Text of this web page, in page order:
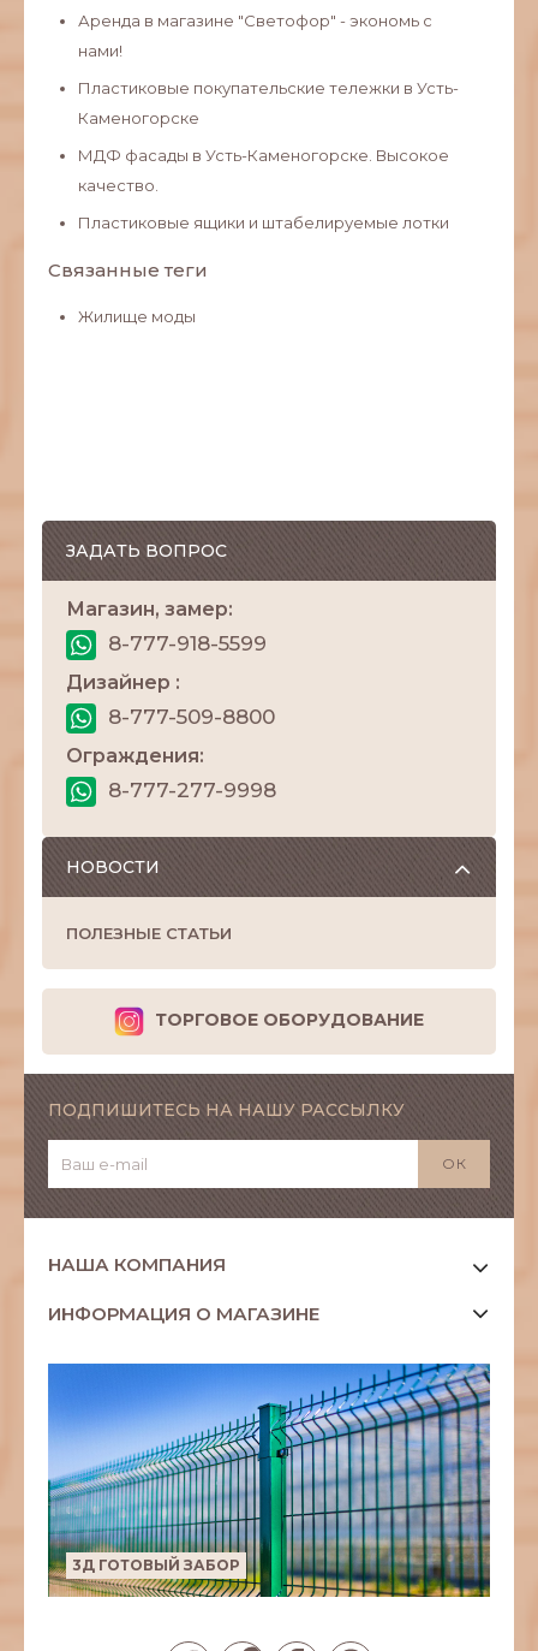
Аренда в магазине "Светофор" - экономь с
нами!
Пластиковые покупательские тележки в Усть-
Каменогорске
МДФ фасады в Усть-Каменогорске. Высокое
качество.
Пластиковые ящики и штабелируемые лотки
Связанные теги
Жилище моды
ЗАДАТЬ ВОПРОС
Магазин, замер:
8-777-918-5599
Дизайнер :
8-777-509-8800
Ограждения:
8-777-277-9998
НОВОСТИ
ПОЛЕЗНЫЕ СТАТЬИ
ТОРГОВОЕ ОБОРУДОВАНИЕ
ПОДПИШИТЕСЬ НА НАШУ РАССЫЛКУ
НАША КОМПАНИЯ
ИНФОРМАЦИЯ О МАГАЗИНЕ
3Д ГОТОВЫЙ ЗАБОР